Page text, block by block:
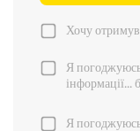
Хочу
Я
інформації...
Я